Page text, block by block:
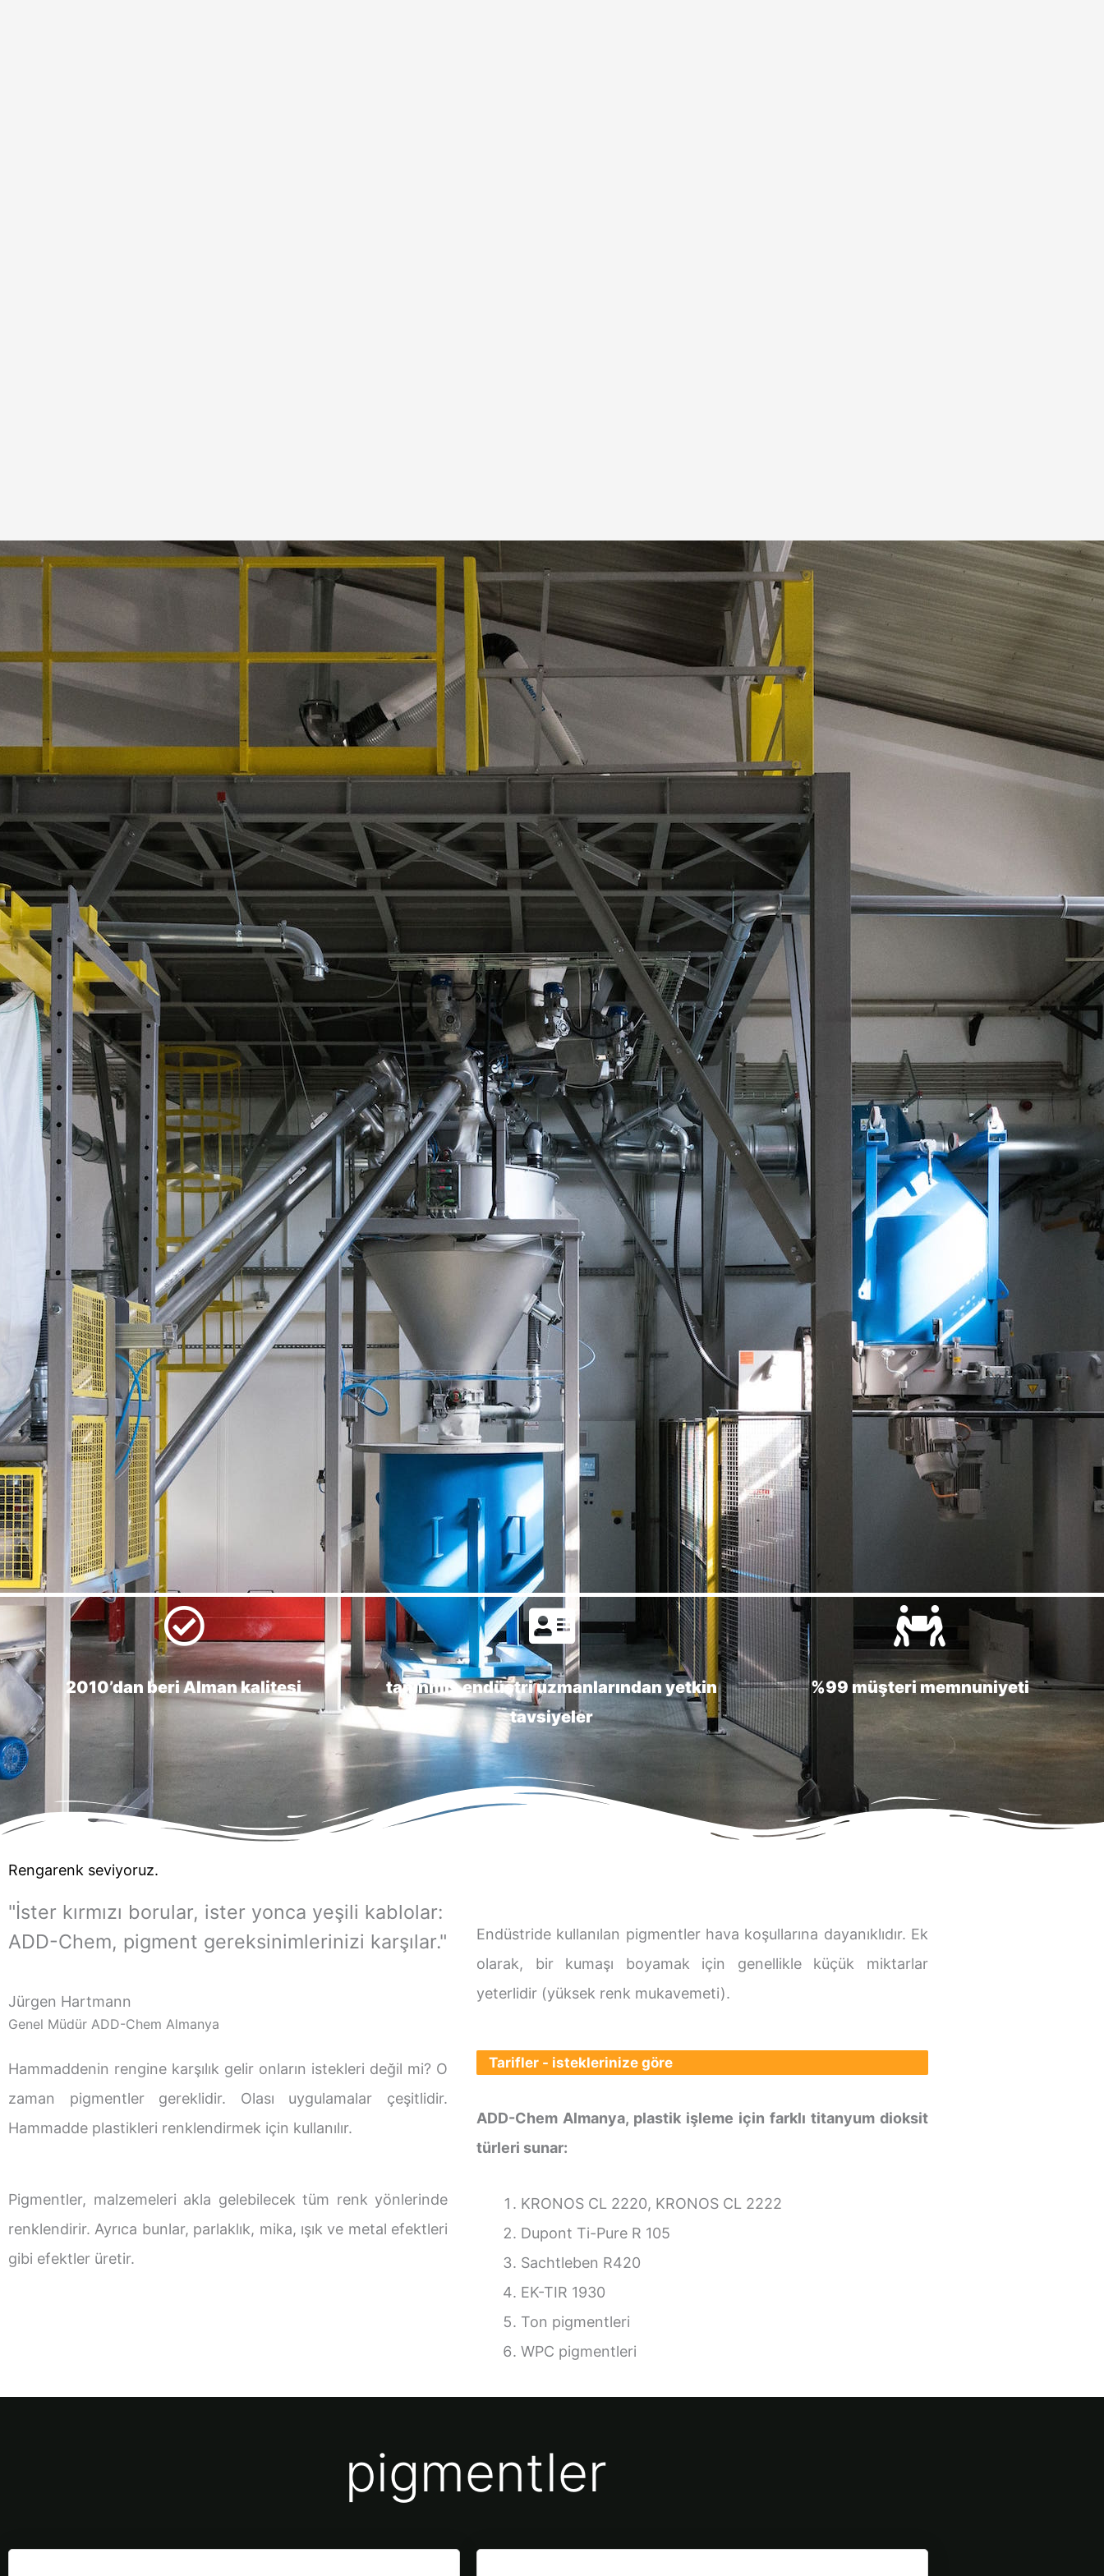
2010’dan beri Alman kalitesi
tanınmış endüstri uzmanlarından yetkin
tavsiyeler
%99 müşteri memnuniyeti
Rengarenk seviyoruz.
"İster kırmızı borular, ister yonca yeşili kablolar:
ADD-Chem, pigment gereksinimlerinizi karşılar."
Jürgen Hartmann
Genel Müdür ADD-Chem Almanya
Hammaddenin rengine karşılık gelir onların istekleri değil mi? O
zaman pigmentler gereklidir. Olası uygulamalar çeşitlidir.
Hammadde plastikleri renklendirmek için kullanılır.
Pigmentler, malzemeleri akla gelebilecek tüm renk yönlerinde
renklendirir. Ayrıca bunlar, parlaklık, mika, ışık ve metal efektleri
gibi efektler üretir.
Endüstride kullanılan pigmentler hava koşullarına dayanıklıdır. Ek
olarak, bir kumaşı boyamak için genellikle küçük miktarlar
yeterlidir (yüksek renk mukavemeti).
Tarifler - isteklerinize göre
ADD-Chem Almanya, plastik işleme için farklı titanyum dioksit
türleri sunar:
KRONOS CL 2220, KRONOS CL 2222
Dupont Ti-Pure R 105
Sachtleben R420
EK-TIR 1930
Ton pigmentleri
WPC pigmentleri
pigmentler